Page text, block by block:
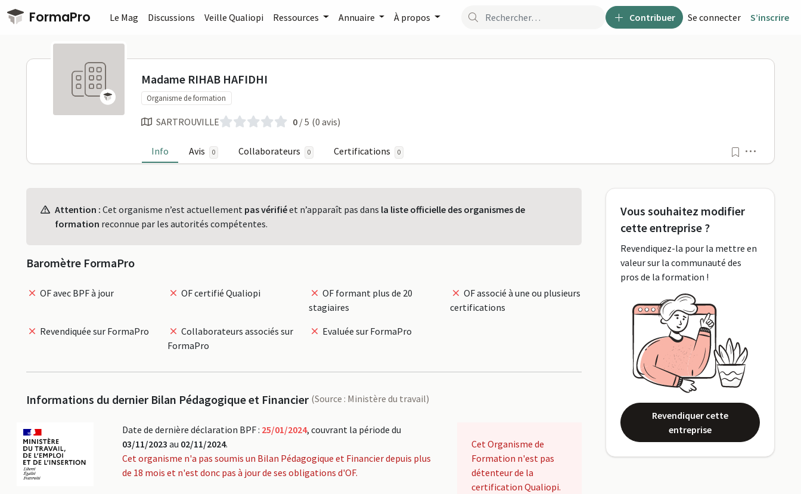
Passer au contenu principal
FormaPro Contribuer Se connecter S’inscrire
Le Mag Discussions Veille Qualiopi Ressources Annuaire À propos
Madame RIHAB HAFIDHI sur FormaPro
Madame RIHAB HAFIDHI
Organisme de formation
SARTROUVILLE 0 / 5 (0 avis)
Info Avis 0 Collaborateurs 0 Certifications 0
ProfilAttention : Cet organisme n’est actuellement pas vérifiéet n’apparaît pas dans la liste officielle des organismes de
formation reconnue par les autorités compétentes.
Baromètre FormaPro
OF avec BPF à jour OF certifié Qualiopi
OF formant plus de 20
stagiaires
OF associé à une ou plusieurs
certifications
Revendiquée sur FormaPro
Collaborateurs associés sur
FormaPro
Evaluée sur FormaPro
Informations du dernier Bilan Pédagogique et Financier (Source : Ministère du travail)
Date de dernière déclaration BPF : 25/01/2024, couvrant la période du
03/11/2023 au 02/11/2024.
Cet organisme n'a pas soumis un Bilan Pédagogique et Financier depuis plus
de 18 mois et n'est donc pas à jour de ses obligations d'OF.
Cet Organisme de
Formation n'est pas
détenteur de la
certification Qualiopi.
Vous souhaitez modifier
cette entreprise ?
Revendiquez-la pour la mettre en
valeur sur la communauté des
pros de la formation !
Revendiquer cette
entreprise